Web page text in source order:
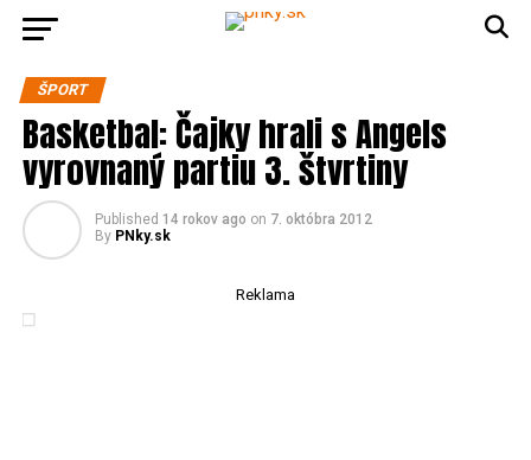
ŠPORT
Basketbal: Čajky hrali s Angels
vyrovnaný partiu 3. štvrtiny
Published 14 rokov ago on 7. októbra 2012
By PNky.sk
Reklama